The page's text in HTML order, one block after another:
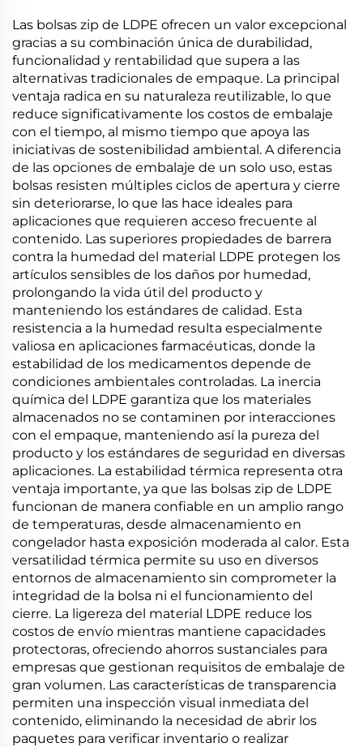
Almidón de Maíz
Las bolsas zip de LDPE ofrecen un valor excepcional
gracias a su combinación única de durabilidad,
funcionalidad y rentabilidad que supera a las
alternativas tradicionales de empaque. La principal
ventaja radica en su naturaleza reutilizable, lo que
reduce significativamente los costos de embalaje
con el tiempo, al mismo tiempo que apoya las
iniciativas de sostenibilidad ambiental. A diferencia
de las opciones de embalaje de un solo uso, estas
bolsas resisten múltiples ciclos de apertura y cierre
sin deteriorarse, lo que las hace ideales para
aplicaciones que requieren acceso frecuente al
contenido. Las superiores propiedades de barrera
contra la humedad del material LDPE protegen los
artículos sensibles de los daños por humedad,
prolongando la vida útil del producto y
manteniendo los estándares de calidad. Esta
resistencia a la humedad resulta especialmente
valiosa en aplicaciones farmacéuticas, donde la
estabilidad de los medicamentos depende de
condiciones ambientales controladas. La inercia
química del LDPE garantiza que los materiales
almacenados no se contaminen por interacciones
con el empaque, manteniendo así la pureza del
producto y los estándares de seguridad en diversas
aplicaciones. La estabilidad térmica representa otra
ventaja importante, ya que las bolsas zip de LDPE
funcionan de manera confiable en un amplio rango
de temperaturas, desde almacenamiento en
congelador hasta exposición moderada al calor. Esta
versatilidad térmica permite su uso en diversos
entornos de almacenamiento sin comprometer la
integridad de la bolsa ni el funcionamiento del
cierre. La ligereza del material LDPE reduce los
costos de envío mientras mantiene capacidades
protectoras, ofreciendo ahorros sustanciales para
empresas que gestionan requisitos de embalaje de
gran volumen. Las características de transparencia
permiten una inspección visual inmediata del
contenido, eliminando la necesidad de abrir los
paquetes para verificar inventario o realizar